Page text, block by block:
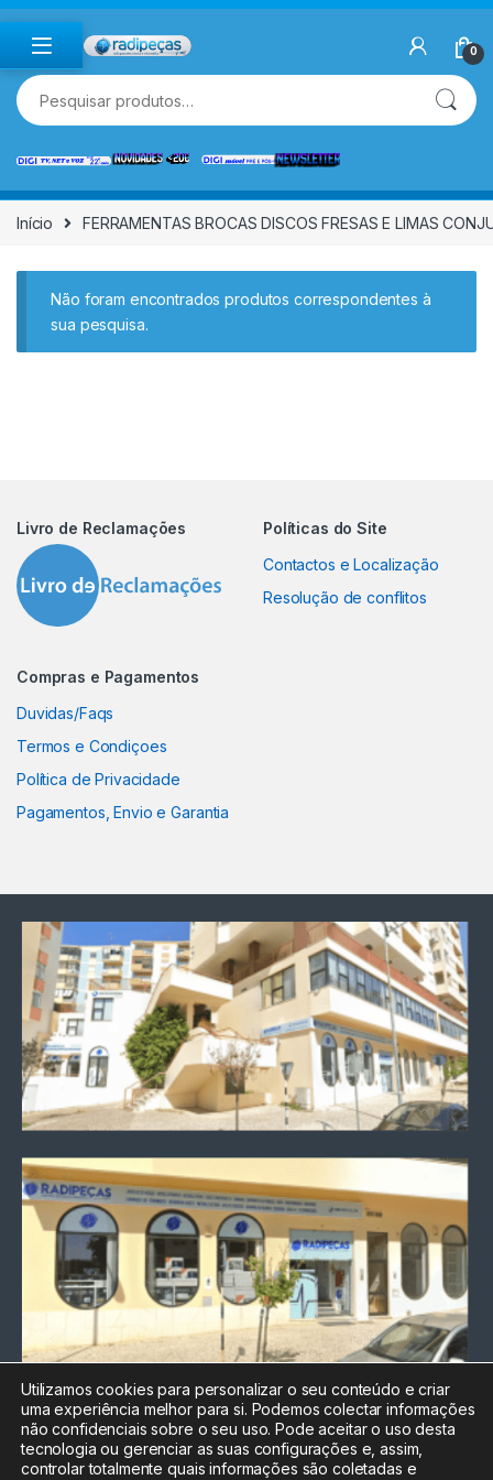
Skip to navigation
Skip to content
0
Pesquisar por:
Início FERRAMENTAS BROCAS DISCOS FRESAS E LIMAS
Não foram encontrados produtos correspondentes à
sua pesquisa.
Livro de Reclamações
Políticas do Site
Contactos e Localização
Resolução de conflitos
Compras e Pagamentos
Duvidas/Faqs
Termos e Condiçoes
Política de Privacidade
Pagamentos, Envio e Garantia
Chamada para a rede fixa
nacional
Electrónica:212
Utilizamos cookies para personalizar o seu conteúdo e criar
uma experiência melhor para si. Podemos colectar informações
não confidenciais sobre o seu uso. Pode aceitar o uso desta
tecnologia ou gerenciar as suas configurações e, assim,
controlar totalmente quais informações são coletadas e